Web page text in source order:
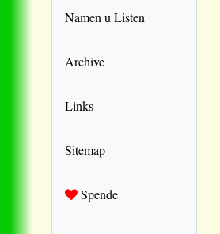
Namen u Listen
Archive
Links
Sitemap
Spende